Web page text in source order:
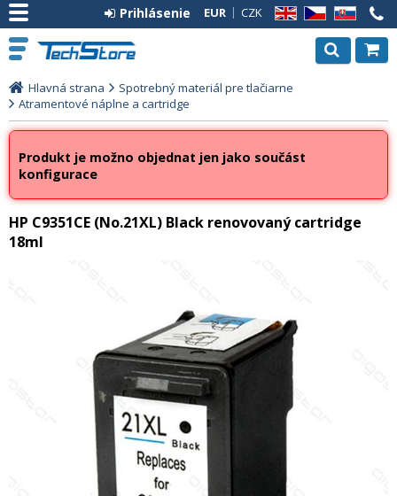
EN CZ SK
EUR CZK
Prihlásenie
Hlavná strana
Spotrebný materiál pre tlačiarne
Atramentové náplne a cartridge
Produkt je možno objednat jen jako součást
konfigurace
HP C9351CE (No.21XL) Black renovovaný cartridge
18ml